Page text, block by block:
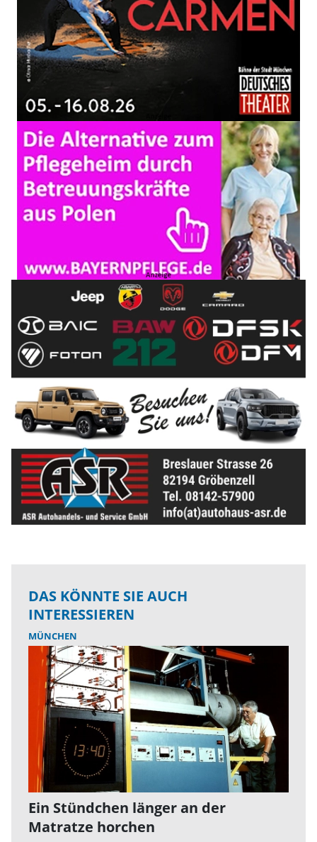
DAS KÖNNTE SIE AUCH
INTERESSIEREN
MÜNCHEN
Ein Stündchen länger an der
Matratze horchen